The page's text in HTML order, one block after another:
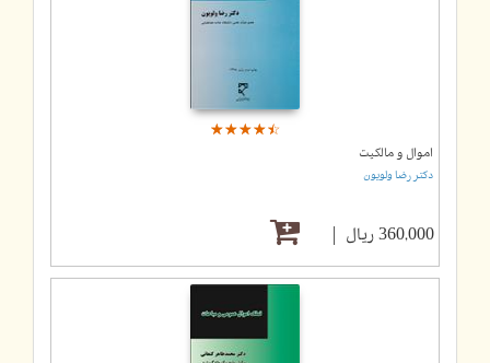
☆☆☆☆☆
★★★★★
اموال و مالکیت
دکتر رضا ولویون
360,000 ریال